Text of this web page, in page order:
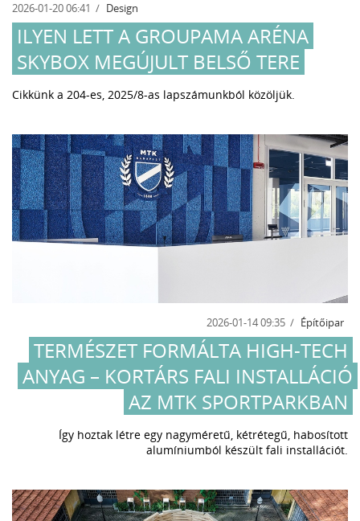
2026-01-20 06:41 Design
ILYEN LETT A GROUPAMA ARÉNA
SKYBOX MEGÚJULT BELSŐ TERE
Cikkünk a 204-es, 2025/8-as lapszámunkból közöljük.
2026-01-14 09:35 Építőipar
TERMÉSZET FORMÁLTA HIGH-TECH
ANYAG – KORTÁRS FALI INSTALLÁCIÓ
AZ MTK SPORTPARKBAN
Így hoztak létre egy nagyméretű, kétrétegű, habosított
alumíniumból készült fali installációt.